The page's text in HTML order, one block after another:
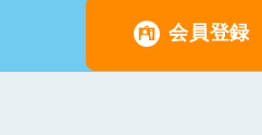
会員登録